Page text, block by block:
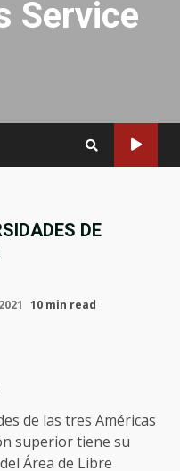
Service
DE
10 min read
de las tres Américas
superior tiene su
Área de Libre